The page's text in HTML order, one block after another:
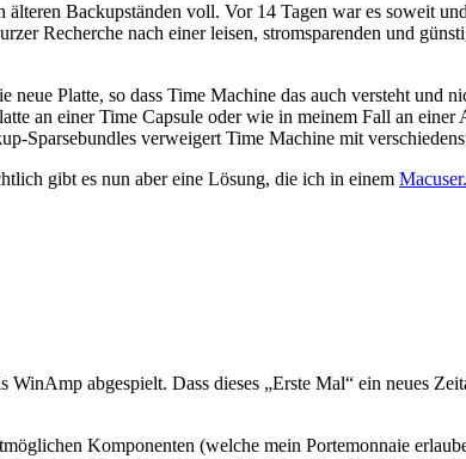
Backupständen voll. Vor 14 Tagen war es soweit
Recherche nach einer leisen, stromsparenden und
Platte, so dass Time Machine das auch versteht und
an einer Time Capsule oder wie in meinem Fall an einer
Sparsebundles verweigert Time Machine mit
gibt es nun aber eine Lösung, die ich in einem
abgespielt. Dass dieses „Erste Mal“ ein neues
Komponenten (welche mein Portemonnaie